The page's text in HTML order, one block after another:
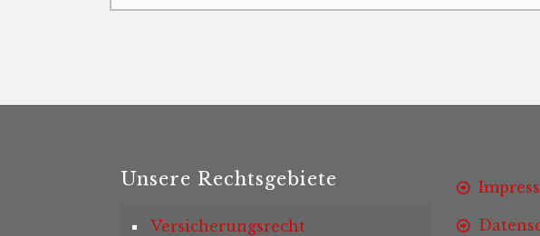
Unsere Rechtsgebiete
Versicherungsrecht